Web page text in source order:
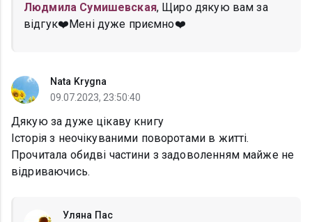
Людмила Сумишевская, Щиро дякую вам за
відгук❤️Мені дуже приємно❤️
Nata Krygna
09.07.2023, 23:50:40
Дякую за дуже цікаву книгу
Історія з неочікуваними поворотами в житті.
Прочитала обидві частини з задоволенням майже не
відриваючись.
Уляна Пас